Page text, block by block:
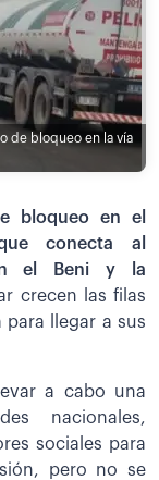
de bloqueo en la vía
bloqueo en el
conecta al
el Beni y la
crecen las filas
llegar a sus
a cabo una
nacionales,
sociales para
pero no se